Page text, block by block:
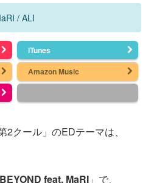
/ ALI
iTunes
Amazon Music
クール」のEDテーマは、
BEYOND feat. MaRI 」で、